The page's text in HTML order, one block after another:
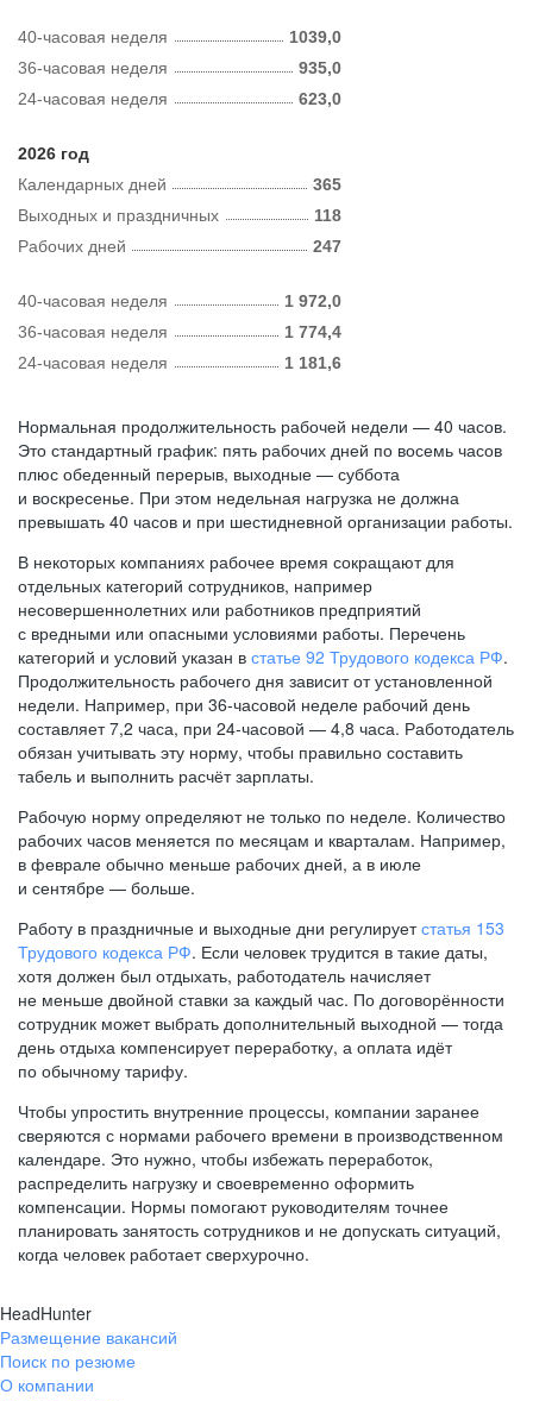
40-часовая неделя
1039,0
36-часовая неделя
935,0
24-часовая неделя
623,0
2026 год
Календарных дней
365
Рабочих дней 247
Выходных и праздничных 118
40-часовая неделя
1 972,0
36-часовая неделя
1 774,4
24-часовая неделя
1 181,6
Нормальная продолжительность рабочей недели — 40 часов.
Это стандартный график: пять рабочих дней по восемь часов
плюс обеденный перерыв, выходные — суббота
и воскресенье. При этом недельная нагрузка не должна
превышать 40 часов и при шестидневной организации работы.
В некоторых компаниях рабочее время сокращают для
отдельных категорий сотрудников, например
несовершеннолетних или работников предприятий
с вредными или опасными условиями работы. Перечень
категорий и условий указан в статье 92 Трудового кодекса РФ.
Продолжительность рабочего дня зависит от установленной
недели. Например, при 36-часовой неделе рабочий день
составляет 7,2 часа, при 24-часовой — 4,8 часа. Работодатель
обязан учитывать эту норму, чтобы правильно составить
табель и выполнить расчёт зарплаты.
Рабочую норму определяют не только по неделе. Количество
рабочих часов меняется по месяцам и кварталам. Например,
в феврале обычно меньше рабочих дней, а в июле
и сентябре — больше.
Работу в праздничные и выходные дни регулируетстатья 153
Трудового кодекса РФ. Если человек трудится в такие даты,
хотя должен был отдыхать, работодатель начисляет
не меньше двойной ставки за каждый час. По договорённости
сотрудник может выбрать дополнительный выходной — тогда
день отдыха компенсирует переработку, а оплата идёт
по обычному тарифу.
Чтобы упростить внутренние процессы, компании заранее
сверяются с нормами рабочего времени в производственном
календаре. Это нужно, чтобы избежать переработок,
распределить нагрузку и своевременно оформить
компенсации. Нормы помогают руководителям точнее
планировать занятость сотрудников и не допускать ситуаций,
когда человек работает сверхурочно.
HeadHunter
Размещение вакансий
Поиск по резюме
О компании